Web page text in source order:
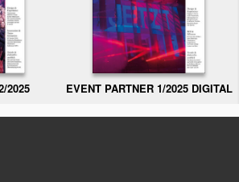
2025 EVENT PARTNER 1/2025 DIGITAL